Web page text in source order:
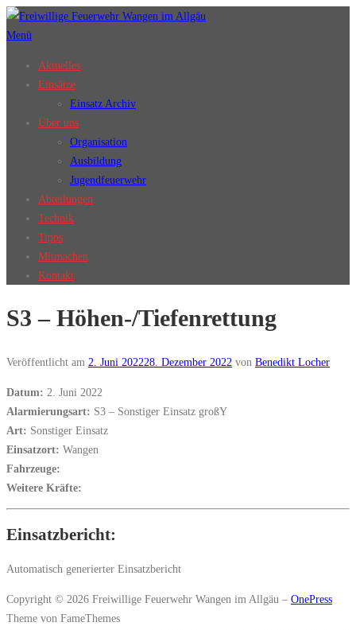
Zum
Inhalt
Menü
Aktuelles
Einsätze
Einsatz Archiv
Über uns
Organisation
Ausbildung
Jugendfeuerwehr
Abteilungen
Technik
Tipps
Mitmachen
Kontakt
S3 – Höhen-/Tiefenrettung
Veröffentlicht am 2. Juni 202228. Dezember 2022 von Benedikt Locher
Datum: 2. Juni 2022
Alarmierungsart: S3 – Sonstiger Einsatz großY
Art: Sonstiger Einsatz
Einsatzort: Wangen
Fahrzeuge:
Weitere Kräfte:
Einsatzbericht:
Automatisch generierter Einsatzbericht
Copyright © 2026 Freiwillige Feuerwehr Wangen im Allgäu – OnePress
Theme von FameThemes